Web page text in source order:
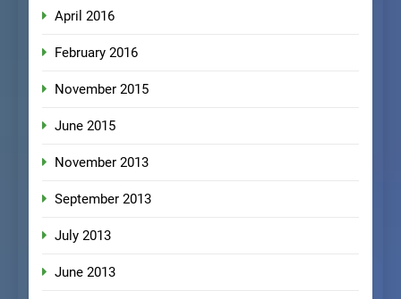
April 2016
February 2016
November 2015
June 2015
November 2013
September 2013
July 2013
June 2013